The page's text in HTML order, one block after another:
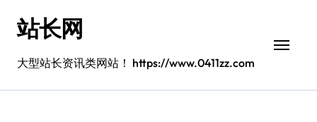
站长网
大型站长资讯类网站！ https://www.0411zz.com